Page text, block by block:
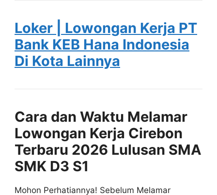
Loker | Lowongan Kerja PT
Bank KEB Hana Indonesia
Di Kota Lainnya
Cara dan Waktu Melamar
Lowongan Kerja Cirebon
Terbaru 2026 Lulusan SMA
SMK D3 S1
Mohon Perhatiannya! Sebelum Melamar